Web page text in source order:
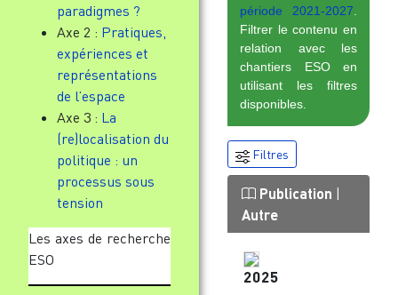
paradigmes ?
Axe 2 : Pratiques,
expériences et
représentations
de l’espace
Axe 3 : La
(re)localisation du
politique : un
processus sous
tension
Les axes de recherche
ESO
période 2021-2027
Filtrer le contenu en
relation avec les
chantiers ESO en
utilisant les filtres
disponibles.
Filtres
Publication
Autre
2025